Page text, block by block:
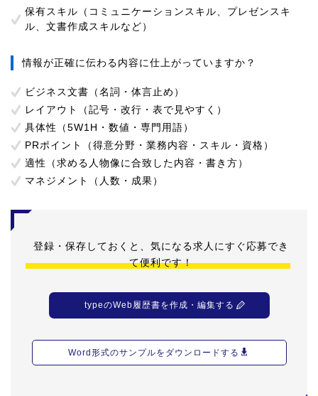
保有スキル（コミュニケーションスキル、プレゼンスキ
ル、文書作成スキルなど）
情報が正確に伝わる内容に仕上がっていますか？
ビジネス文書（名詞・体言止め）
レイアウト（記号・改行・表で見やすく）
具体性（5W1H・数値・専門用語）
PRポイント（得意分野・業務内容・スキル・資格）
適性（求める人物像に合致した内容・書き方）
マネジメント（人数・成果）
登録・保存しておくと、気になる求人にすぐ応募でき
て便利です！
typeのWeb履歴書を作成・編集する
Word形式のサンプルをダウンロードする